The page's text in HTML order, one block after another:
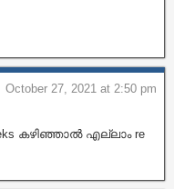
October 27, 2021 at 2:50 pm
കഴിഞ്ഞാൽ എല്ലാം re